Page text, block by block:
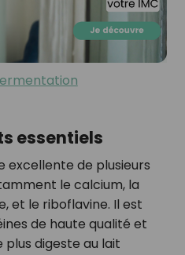
essentiels
excellente de plusieurs
le calcium, la
et le riboflavine. Il est
de haute qualité et
digeste au lait